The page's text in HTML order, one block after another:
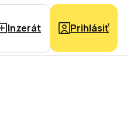
Inzerát Prihlásiť